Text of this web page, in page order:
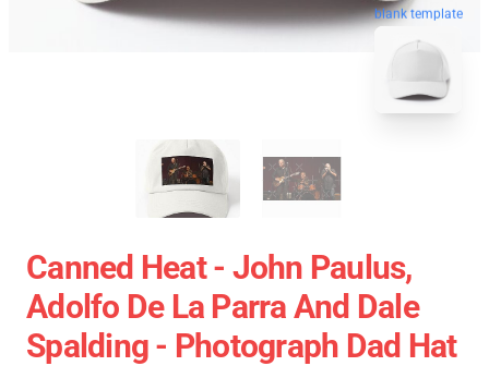
blank template
Canned Heat - John Paulus,
Adolfo De La Parra And Dale
Spalding - Photograph Dad Hat